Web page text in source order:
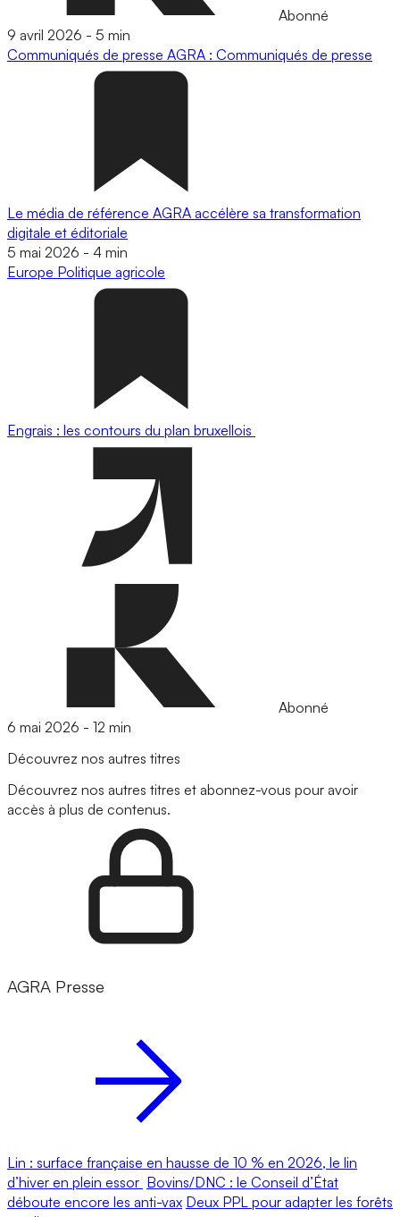
Abonné
9 avril 2026 - 5 min
Communiqués de presse AGRA : Communiqués de presse
Le média de référence AGRA accélère sa transformation
digitale et éditoriale
5 mai 2026 - 4 min
Europe Politique agricole
Engrais : les contours du plan bruxellois
Abonné
6 mai 2026 - 12 min
Découvrez nos autres titres
Découvrez nos autres titres et abonnez-vous pour avoir
accès à plus de contenus.
AGRA Presse
Lin : surface française en hausse de 10 % en 2026, le lin
d’hiver en plein essor Bovins/DNC : le Conseil d’État
déboute encore les anti-vax Deux PPL pour adapter les forêts